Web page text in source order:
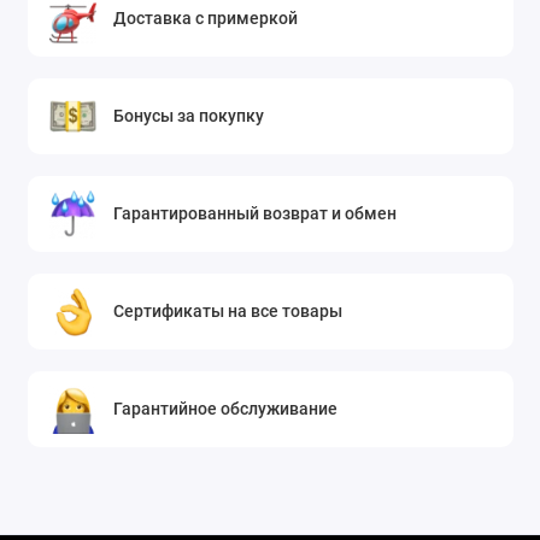
Доставка с примеркой
Бонусы за покупку
Гарантированный возврат и обмен
Сертификаты на все товары
Гарантийное обслуживание